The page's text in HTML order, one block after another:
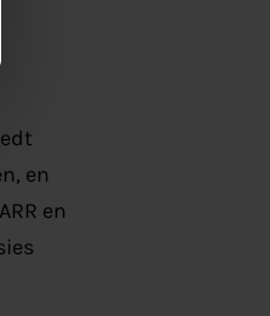
en
en